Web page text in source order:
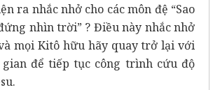
ra nhắc nhở cho các môn đệ “Sao
nhìn trời” ? Điều này nhắc nhở
mọi Kitô hữu hãy quay trở lại với
để tiếp tục công trình cứu độ